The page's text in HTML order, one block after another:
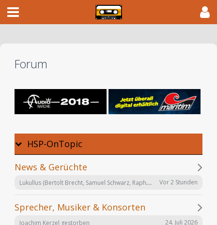
Forum
HSP-OnTopic
News & Gerüchte
Lukullus (Bertolt Brecht, Samuel Schwarz, Raphael Urweider) SRF 2018 Vor 2 Stunden
Sprecher, Musiker & Konsorten
Joachim Kerzel gestorben 24. Juli 2026